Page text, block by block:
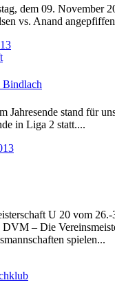
dem 09. November
vs. Anand
Bindlach
Jahresende stand für
in Liga 2 statt....
U 20 vom
– Die
spielen...